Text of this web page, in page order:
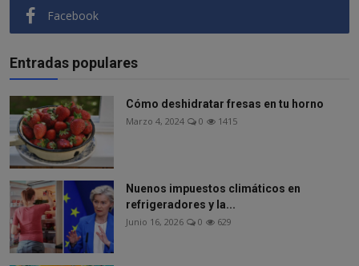
Facebook
Entradas populares
Cómo deshidratar fresas en tu horno
Marzo 4, 2024 0 1415
Nuenos impuestos climáticos en
refrigeradores y la...
Junio 16, 2026 0 629